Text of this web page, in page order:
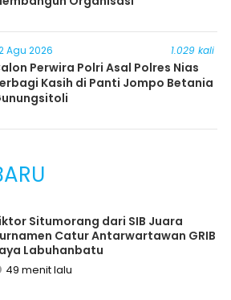
Agu 2026 1.029 kali
Perwira Polri Asal Polres Nias
Kasih di Panti Jompo Betania
Situmorang dari SIB Juara
Catur Antarwartawan GRIB
Labuhanbatu
49 menit lalu